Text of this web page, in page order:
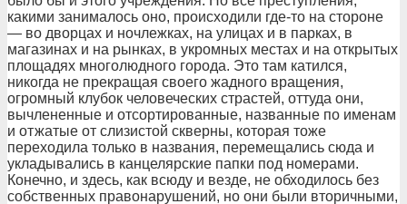
какими занималось оно, происходили где-то на стороне
— во дворцах и ночлежках, на улицах и в парках, в
магазинах и на рынках, в укромных местах и на открытых
площадях многолюдного города. Это там катился,
никогда не прекращая своего жадного вращения,
огромный клубок человеческих страстей, оттуда они,
вычлененные и отсортированные, названные по именам
и отжатые от слизистой скверны, которая тоже
переходила только в названия, перемещались сюда и
укладывались в канцелярские папки под номерами.
Конечно, и здесь, как всюду и везде, не обходилось без
собственных правонарушений, но они были вторичными,